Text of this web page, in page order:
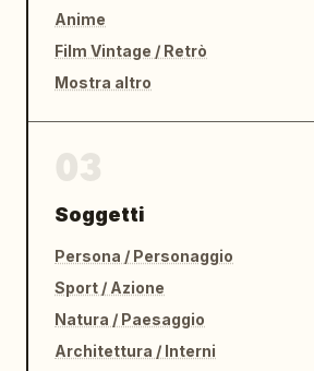
Anime
Film Vintage / Retrò
Mostra altro
Soggetti
Persona / Personaggio
Sport / Azione
Natura / Paesaggio
Architettura / Interni